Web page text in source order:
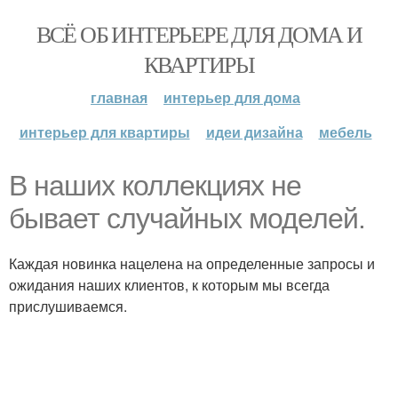
ВСЁ ОБ ИНТЕРЬЕРЕ ДЛЯ ДОМА И
КВАРТИРЫ
главная
интерьер для дома
интерьер для квартиры
идеи дизайна мебель
В наших коллекциях не
бывает случайных моделей.
Каждая новинка нацелена на определенные запросы и
ожидания наших клиентов, к которым мы всегда
прислушиваемся.